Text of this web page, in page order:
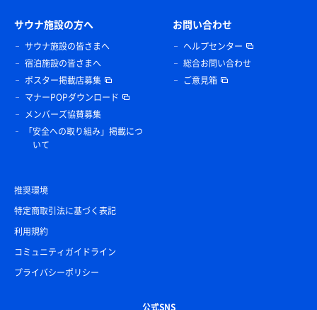
サウナ施設の方へ
サウナ施設の皆さまへ
宿泊施設の皆さまへ
ポスター掲載店募集
マナーPOPダウンロード
メンバーズ協賛募集
「安全への取り組み」掲載につ
いて
お問い合わせ
ヘルプセンター
総合お問い合わせ
ご意見箱
推奨環境
特定商取引法に基づく表記
利用規約
コミュニティガイドライン
プライバシーポリシー
公式SNS